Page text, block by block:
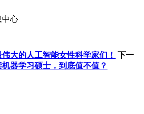
中心
大的人工智能女性科学家们！ 下一
器学习硕士，到底值不值？